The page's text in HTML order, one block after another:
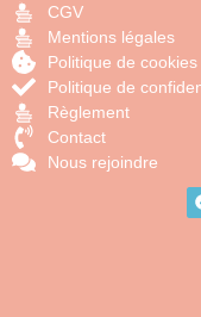
CGV
Mentions légales
Politique de cookies
Politique de
Règlement
Contact
Nous rejoindre